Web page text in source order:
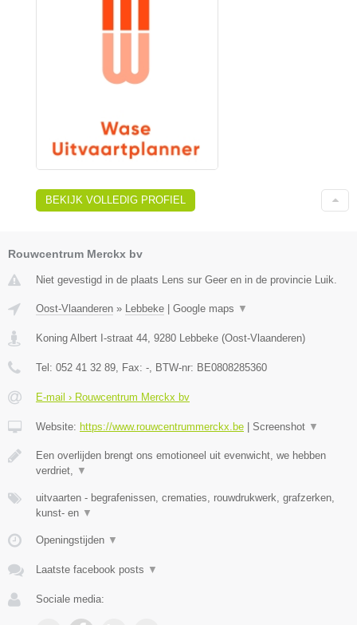
BEKIJK VOLLEDIG PROFIEL
Rouwcentrum Merckx bv
Niet gevestigd in de plaats Lens sur Geer en in de provincie Luik.
Oost-Vlaanderen » Lebbeke | Google maps ▼
Koning Albert I-straat 44 9280 Lebbeke (Oost-Vlaanderen)
Tel: 052 41 32 89 , Fax: - , BTW-nr: BE0808285360
E-mail › Rouwcentrum Merckx bv
Website: https://www.rouwcentrummerckx.be | Screenshot ▼
Een overlijden brengt ons emotioneel uit evenwicht, we hebben
verdriet,
▼
uitvaarten - begrafenissen, crematies, rouwdrukwerk, grafzerken,
kunst- en ▼
Openingstijden ▼
Laatste facebook posts ▼
Sociale media: